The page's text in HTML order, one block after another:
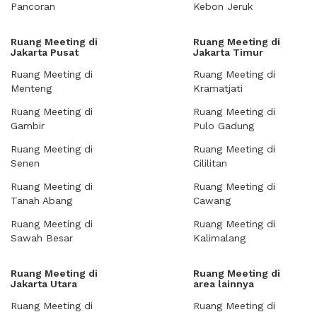
Pancoran
Kebon Jeruk
Ruang Meeting di
Jakarta Pusat
Ruang Meeting di
Menteng
Ruang Meeting di
Gambir
Ruang Meeting di
Senen
Ruang Meeting di
Tanah Abang
Ruang Meeting di
Sawah Besar
Ruang Meeting di
Jakarta Timur
Ruang Meeting di
Kramatjati
Ruang Meeting di
Pulo Gadung
Ruang Meeting di
Cililitan
Ruang Meeting di
Cawang
Ruang Meeting di
Kalimalang
Ruang Meeting di
Jakarta Utara
Ruang Meeting di
Ruang Meeting di
area lainnya
Ruang Meeting di